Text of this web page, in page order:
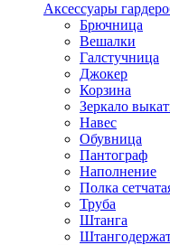
Аксессуары
Брючница
Вешалки
Галстучница
Джокер
Корзина
Зеркало
Навес
Обувница
Пантограф
Наполнение
Полка
Труба
Штанга